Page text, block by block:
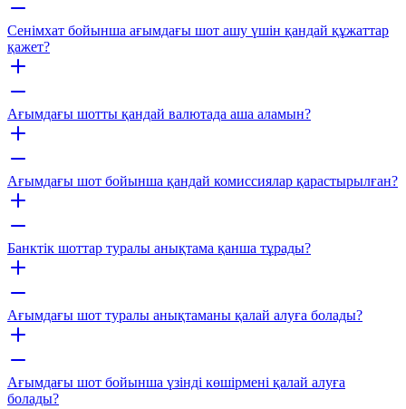
Сенімхат бойынша ағымдағы шот ашу үшін қандай құжаттар
қажет?
Ағымдағы шотты қандай валютада аша аламын?
Ағымдағы шот бойынша қандай комиссиялар қарастырылған?
Банктік шоттар туралы анықтама қанша тұрады?
Ағымдағы шот туралы анықтаманы қалай алуға болады?
Ағымдағы шот бойынша үзінді көшірмені қалай алуға
болады?